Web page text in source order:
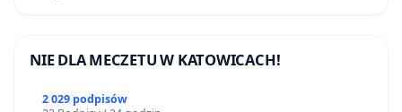
NIE DLA MECZETU W KATOWICACH!
2 029 podpisów